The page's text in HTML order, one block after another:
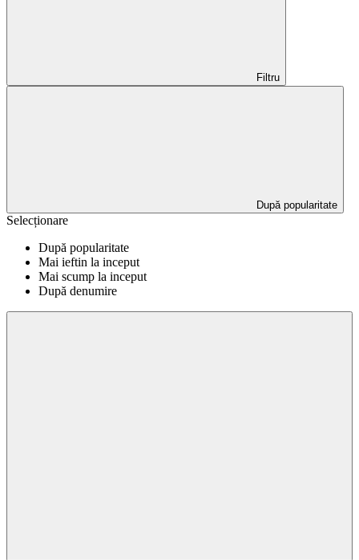
Filtru
După popularitate
Selecționare
După popularitate
Mai ieftin la inceput
Mai scump la inceput
După denumire